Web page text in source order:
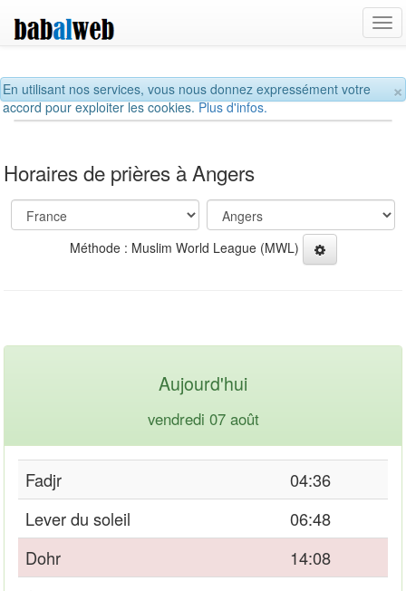
×
En utilisant nos services, vous nous donnez expressément votre
accord pour exploiter les cookies.Plus d'infos.
Horaires de prières à Angers
Méthode : Muslim World League (MWL)
Aujourd'hui
vendredi 07 août
Fadjr
04:36
Lever du soleil
06:48
Dohr
14:08